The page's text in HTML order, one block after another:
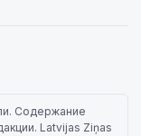
Содержание
Latvijas Ziņas